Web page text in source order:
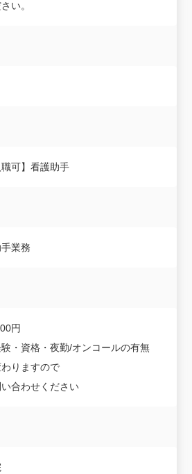
い。
職可】看護助手
業務
円
・資格・夜勤/オンコールの有無
りますので
合わせください